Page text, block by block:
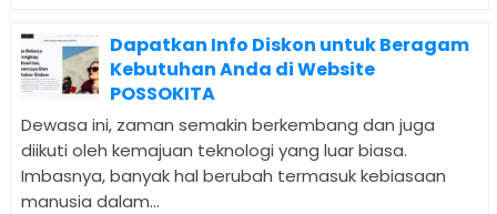
Dapatkan Info Diskon untuk Beragam
Kebutuhan Anda di Website
POSSOKITA
Dewasa ini, zaman semakin berkembang dan juga
diikuti oleh kemajuan teknologi yang luar biasa.
Imbasnya, banyak hal berubah termasuk kebiasaan
manusia dalam...